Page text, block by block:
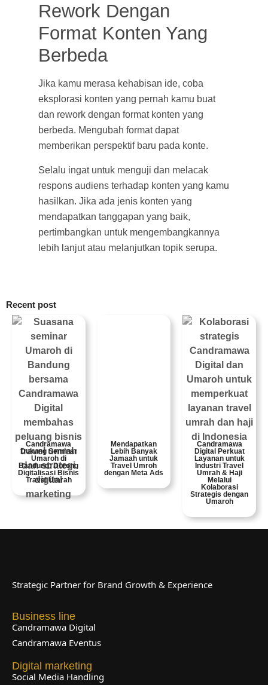
Rework Dengan
Format Konten Yang
Berbeda
Jika kamu merasa kehabisan ide, coba
eksplorasi konten yang pernah kamu buat
dan rework dengan format konten yang
berbeda. Mengubah format dapat
memberikan perspektif baru pada konte.
Selalu ingat untuk menguji dan melacak
respons audiens terhadap konten yang kamu
hasilkan. Jika ada jenis konten yang
mendapatkan tanggapan yang baik,
pertimbangkan untuk mengembangkannya
lebih lanjut atau melanjutkan topik serupa.
Recent post
Candramawa
Dukung Seminar
Umaroh di
Bandung: Dorong
Digitalisasi Bisnis
Travel Umrah
Mendapatkan
Lebih Banyak
Jamaah untuk
Travel Umroh
dengan Meta Ads
Candramawa
Digital Perkuat
Layanan untuk
Industri Travel
Umrah & Haji
Melalui
Kolaborasi
Strategis dengan
Umaroh
Strategic Partner for Brand Growth & Experience
Business line
Candramawa Digital
Candramawa Eventus
Digital marketing
Social Media Handling